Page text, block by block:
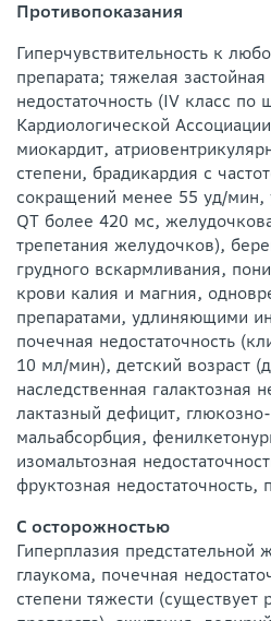
Противопоказания
Гиперчувствительность к
препарата; тяжелая
недостаточность (IV класс
Кардиологической
миокардит,
степени, брадикардия с
сокращений менее 55 уд/мин,
QT более 420 мс,
трепетания желудочков),
грудного вскармливания,
крови калия и магния,
препаратами, удлиняющими
почечная недостаточность
10 мл/мин), детский возраст
наследственная галактозная
лактазный дефицит, глюкозно-
мальабсорбция,
изомальтозная
фруктозная недостаточность,
С осторожностью
Гиперплазия предстательной
глаукома, почечная
степени тяжести (существует